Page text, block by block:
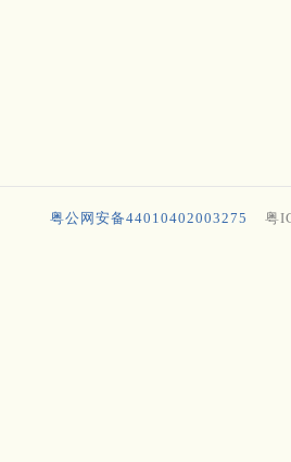
粤公网安备44010402003275 粤